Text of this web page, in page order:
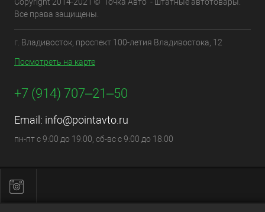
Все права защищены.
г. Владивосток, проспект 100-летия Владивостока, 12
Посмотреть на карте
+7 (914) 707‒21‒50
Email: info@pointavto.ru
пн-пт с 9:00 до 19:00, сб-вс с 9:00 до 18:00